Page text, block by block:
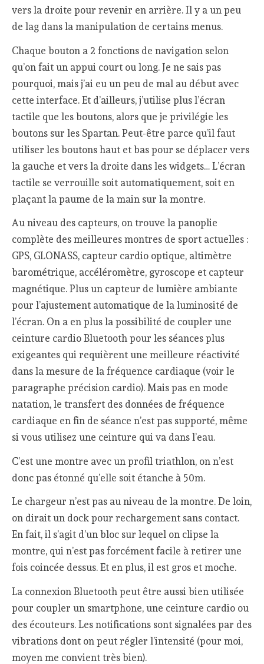
vers la droite pour revenir en arrière. Il y a un peu
de lag dans la manipulation de certains menus.
Chaque bouton a 2 fonctions de navigation selon
qu’on fait un appui court ou long. Je ne sais pas
pourquoi, mais j’ai eu un peu de mal au début avec
cette interface. Et d’ailleurs, j’utilise plus l’écran
tactile que les boutons, alors que je privilégie les
boutons sur les Spartan. Peut-être parce qu’il faut
utiliser les boutons haut et bas pour se déplacer vers
la gauche et vers la droite dans les widgets… L’écran
tactile se verrouille soit automatiquement, soit en
plaçant la paume de la main sur la montre.
Au niveau des capteurs, on trouve la panoplie
complète des meilleures montres de sport actuelles :
GPS, GLONASS, capteur cardio optique, altimètre
barométrique, accéléromètre, gyroscope et capteur
magnétique. Plus un capteur de lumière ambiante
pour l’ajustement automatique de la luminosité de
l’écran. On a en plus la possibilité de coupler une
ceinture cardio Bluetooth pour les séances plus
exigeantes qui requièrent une meilleure réactivité
dans la mesure de la fréquence cardiaque (voir le
paragraphe précision cardio). Mais pas en mode
natation, le transfert des données de fréquence
cardiaque en fin de séance n’est pas supporté, même
si vous utilisez une ceinture qui va dans l’eau.
C’est une montre avec un profil triathlon, on n’est
donc pas étonné qu’elle soit étanche à 50m.
Le chargeur n’est pas au niveau de la montre. De loin,
on dirait un dock pour rechargement sans contact.
En fait, il s’agit d’un bloc sur lequel on clipse la
montre, qui n’est pas forcément facile à retirer une
fois coincée dessus. Et en plus, il est gros et moche.
La connexion Bluetooth peut être aussi bien utilisée
pour coupler un smartphone, une ceinture cardio ou
des écouteurs. Les notifications sont signalées par des
vibrations dont on peut régler l’intensité (pour moi,
moyen me convient très bien).